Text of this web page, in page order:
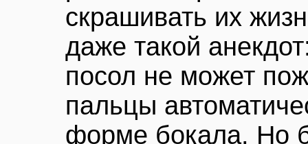
скрашивать их
даже такой
посол не может
пальцы
форме бокала. Но